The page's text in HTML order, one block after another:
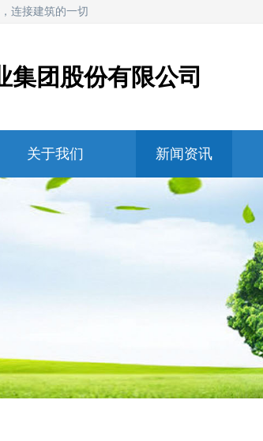
连接建筑的一切
集团股份有限公司
关于我们 新闻资讯